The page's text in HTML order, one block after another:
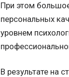
При этом
персональных
уровнем
В результате на